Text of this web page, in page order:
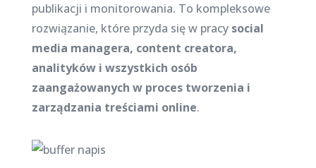
publikacji i monitorowania. To kompleksowe
rozwiązanie, które przyda się w pracy social
media managera, content creatora,
analityków i wszystkich osób
zaangażowanych w proces tworzenia i
zarządzania treściami online.